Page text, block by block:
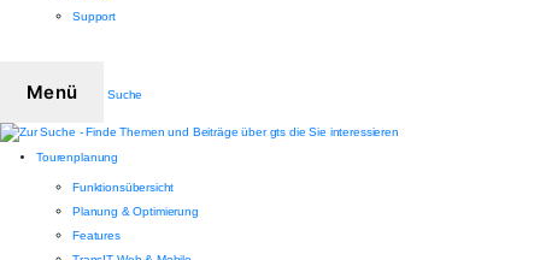
Support
Menü Suche
Tourenplanung
Funktionsübersicht
Planung & Optimierung
Features